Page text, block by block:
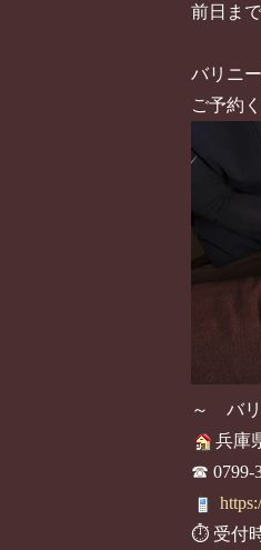
前日ま
バリニ
ご予約
～ バ
兵庫
☎ 0799-
⏱ 受付